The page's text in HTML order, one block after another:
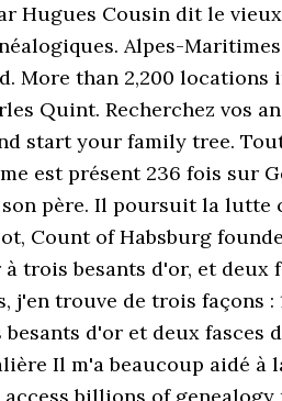
Hugues Cousin dit le
Alpes-Maritimes
More than 2,200 locations
Quint. Recherchez vos
start your family tree.
est présent 236 fois sur
son père. Il poursuit la lutte
Count of Habsburg
trois besants d'or, et deux
trouve de trois façons :
d'or et deux fasces
Il m'a beaucoup aidé à